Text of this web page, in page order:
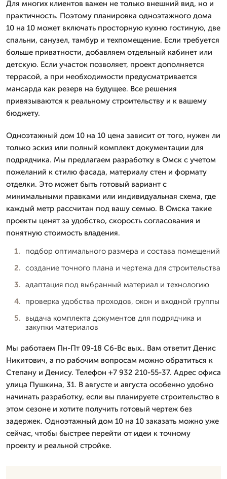
Для многих клиентов важен не только внешний вид, но и
практичность. Поэтому планировка одноэтажного дома
10 на 10 может включать просторную кухню гостиную, две
спальни, санузел, тамбур и техпомещение. Если требуется
больше приватности, добавляем отдельный кабинет или
детскую. Если участок позволяет, проект дополняется
террасой, а при необходимости предусматривается
мансарда как резерв на будущее. Все решения
привязываются к реальному строительству и к вашему
бюджету.
Одноэтажный дом 10 на 10 цена зависит от того, нужен ли
только эскиз или полный комплект документации для
подрядчика. Мы предлагаем разработку в Омск с учетом
пожеланий к стилю фасада, материалу стен и формату
отделки. Это может быть готовый вариант с
минимальными правками или индивидуальная схема, где
каждый метр рассчитан под вашу семью. В Омска такие
проекты ценят за удобство, скорость согласования и
понятную стоимость владения.
подбор оптимального размера и состава помещений
создание точного плана и чертежа для строительства
адаптация под выбранный материал и технологию
проверка удобства проходов, окон и входной группы
выдача комплекта документов для подрядчика и
закупки материалов
Мы работаем Пн-Пт 09-18 Сб-Вс вых.. Вам ответит Денис
Никитович, а по рабочим вопросам можно обратиться к
Степану и Денису. Телефон +7 932 210-55-37. Адрес офиса
улица Пушкина, 31. В августе и августа особенно удобно
начинать разработку, если вы планируете строительство в
этом сезоне и хотите получить готовый чертеж без
задержек. Одноэтажный дом 10 на 10 заказать можно уже
сейчас, чтобы быстрее перейти от идеи к точному
проекту и реальной стройке.